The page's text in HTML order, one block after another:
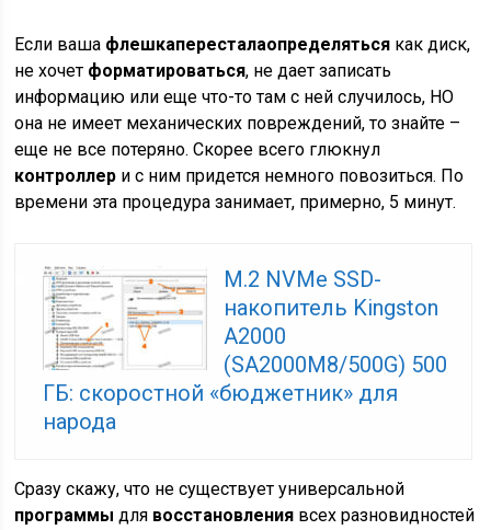
Если ваша флешкапересталаопределяться как диск,
не хочет форматироваться, не дает записать
информацию или еще что-то там с ней случилось, НО
она не имеет механических повреждений, то знайте –
еще не все потеряно. Скорее всего глюкнул
контроллер и с ним придется немного повозиться. По
времени эта процедура занимает, примерно, 5 минут.
M.2 NVMe SSD-
накопитель Kingston
A2000
(SA2000M8/500G) 500
ГБ: скоростной «бюджетник» для
народа
Сразу скажу, что не существует универсальной
программы для восстановления всех разновидностей